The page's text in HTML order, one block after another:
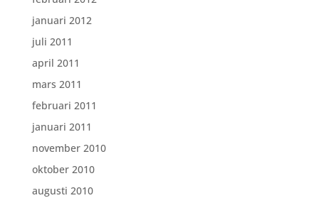
januari 2012
juli 2011
april 2011
mars 2011
februari 2011
januari 2011
november 2010
oktober 2010
augusti 2010